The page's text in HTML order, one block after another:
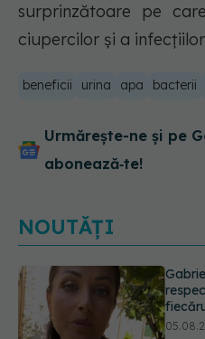
surprinzătoare pe
ciupercilor și a
beneficii urina apa bacterii
Urmărește-ne și pe
abonează‑te!
NOUTĂȚI
Prof.